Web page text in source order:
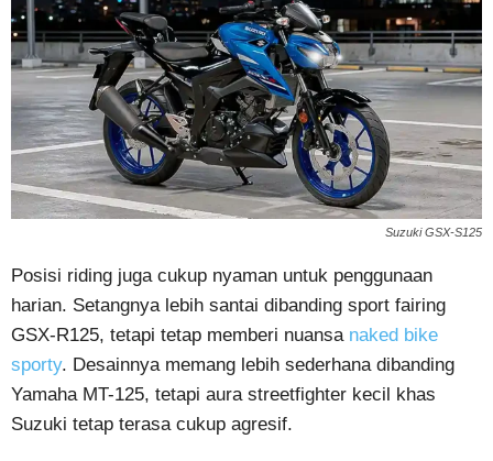
Suzuki GSX-S125
Posisi riding juga cukup nyaman untuk penggunaan
harian. Setangnya lebih santai dibanding sport fairing
GSX-R125, tetapi tetap memberi nuansa naked bike
sporty. Desainnya memang lebih sederhana dibanding
Yamaha MT-125, tetapi aura streetfighter kecil khas
Suzuki tetap terasa cukup agresif.